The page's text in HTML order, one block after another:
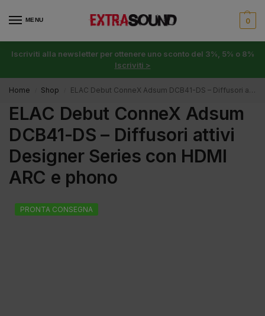
MENU 0
Iscriviti alla newsletter per ottenere uno sconto del 3%, 5% o 8%
Iscriviti >
Home Shop ELAC Debut ConneX Adsum DCB41-DS – Diffusori attivi Designer Series con HDMI ARC e phono
ELAC Debut ConneX Adsum
DCB41-DS – Diffusori attivi
Designer Series con HDMI
ARC e phono
PRONTA CONSEGNA